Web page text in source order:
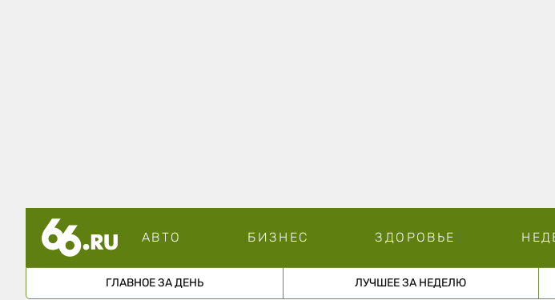
АВТО БИЗНЕС ЗДОРОВЬЕ
ГЛАВНОЕ ЗА ДЕНЬ ЛУЧШЕЕ ЗА НЕДЕЛЮ